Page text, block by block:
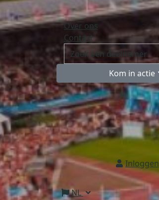
Over ons
Contact
Kom in actie
Inloggen
NL